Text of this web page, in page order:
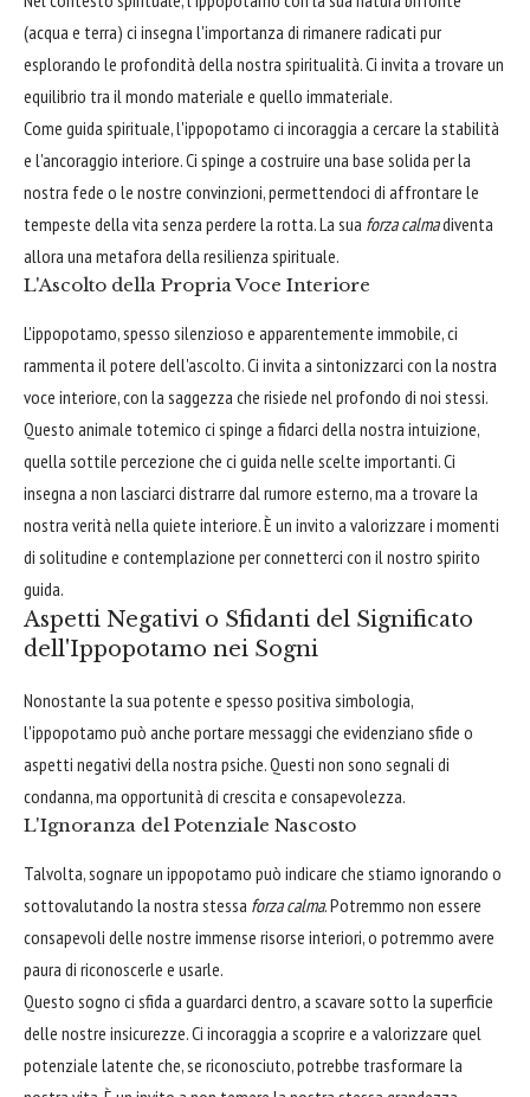
(acqua e terra) ci insegna l'importanza di rimanere radicati pur
esplorando le profondità della nostra spiritualità. Ci invita a trovare un
equilibrio tra il mondo materiale e quello immateriale.
Come guida spirituale, l'ippopotamo ci incoraggia a cercare la stabilità
e l'ancoraggio interiore. Ci spinge a costruire una base solida per la
nostra fede o le nostre convinzioni, permettendoci di affrontare le
tempeste della vita senza perdere la rotta. La sua forza calmadiventa
allora una metafora della resilienza spirituale.
L'Ascolto della Propria Voce Interiore
L'ippopotamo, spesso silenzioso e apparentemente immobile, ci
rammenta il potere dell'ascolto. Ci invita a sintonizzarci con la nostra
voce interiore, con la saggezza che risiede nel profondo di noi stessi.
Questo animale totemico ci spinge a fidarci della nostra intuizione,
quella sottile percezione che ci guida nelle scelte importanti. Ci
insegna a non lasciarci distrarre dal rumore esterno, ma a trovare la
nostra verità nella quiete interiore. È un invito a valorizzare i momenti
di solitudine e contemplazione per connetterci con il nostro spirito
guida.
Aspetti Negativi o Sfidanti del Significato
dell'Ippopotamo nei Sogni
Nonostante la sua potente e spesso positiva simbologia,
l'ippopotamo può anche portare messaggi che evidenziano sfide o
aspetti negativi della nostra psiche. Questi non sono segnali di
condanna, ma opportunità di crescita e consapevolezza.
L'Ignoranza del Potenziale Nascosto
Talvolta, sognare un ippopotamo può indicare che stiamo ignorando o
sottovalutando la nostra stessa forza calma. Potremmo non essere
consapevoli delle nostre immense risorse interiori, o potremmo avere
paura di riconoscerle e usarle.
Questo sogno ci sfida a guardarci dentro, a scavare sotto la superficie
delle nostre insicurezze. Ci incoraggia a scoprire e a valorizzare quel
potenziale latente che, se riconosciuto, potrebbe trasformare la